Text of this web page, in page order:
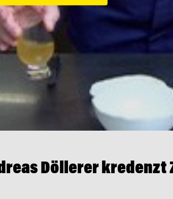
Döllerer kredenzt